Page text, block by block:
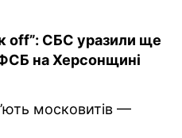
off”: СБС уразили ще
ФСБ на Херсонщині
московитів —